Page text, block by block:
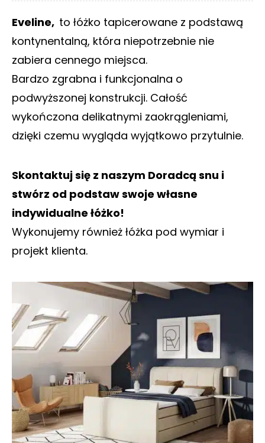
T
B
L
G
W
Y
D
A
Eveline, to łóżko tapicerowane z podstawą
kontynentalną, która niepotrzebnie nie
zabiera cennego miejsca.
Bardzo zgrabna i funkcjonalna o
podwyższonej konstrukcji. Całość
wykończona delikatnymi zaokrągleniami,
dzięki czemu wygląda wyjątkowo przytulnie.
Skontaktuj się z naszym Doradcą snu i
stwórz od podstaw swoje własne
indywidualne łóżko!
Wykonujemy również łóżka pod wymiar i
projekt klienta.